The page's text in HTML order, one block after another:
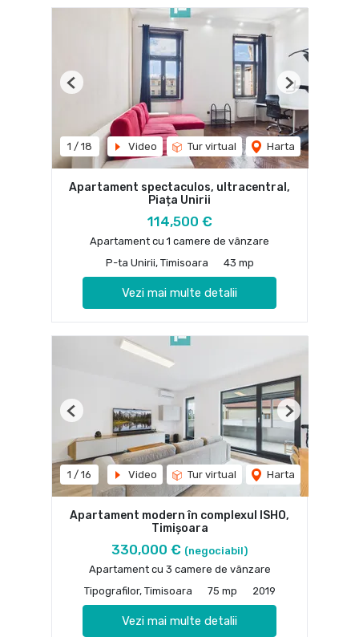
1 / 18 Video Tur virtual Harta
Previous Next
Apartament spectaculos, ultracentral,
Piața Unirii
114,500 €
Apartament cu 1 camere de vânzare
P-ta Unirii, Timisoara
43 mp
Vezi mai multe detalii
1 / 16 Video Tur virtual Harta
Previous Next
Apartament modern în complexul ISHO,
Timișoara
330,000 € (negociabil)
Apartament cu 3 camere de vânzare
Tipografilor, Timisoara
75 mp 2019
Vezi mai multe detalii